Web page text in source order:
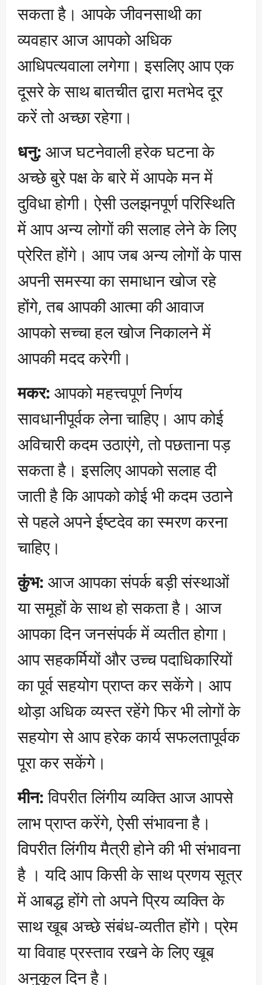
सकता है। आपके जीवनसाथी का
व्यवहार आज आपको अधिक
आधिपत्यवाला लगेगा। इसलिए आप एक
दूसरे के साथ बातचीत द्वारा मतभेद दूर
करें तो अच्छा रहेगा।
धनु: आज घटनेवाली हरेक घटना के
अच्छे बुरे पक्ष के बारे में आपके मन में
दुविधा होगी। ऐसी उलझनपूर्ण परिस्थिति
में आप अन्य लोगों की सलाह लेने के लिए
प्रेरित होंगे। आप जब अन्य लोगों के पास
अपनी समस्या का समाधान खोज रहे
होंगे, तब आपकी आत्मा की आवाज
आपको सच्चा हल खोज निकालने में
आपकी मदद करेगी।
मकर: आपको महत्त्वपूर्ण निर्णय
सावधानीपूर्वक लेना चाहिए। आप कोई
अविचारी कदम उठाएंगे, तो पछताना पड़
सकता है। इसलिए आपको सलाह दी
जाती है कि आपको कोई भी कदम उठाने
से पहले अपने ईष्टदेव का स्मरण करना
चाहिए।
कुंभ: आज आपका संपर्क बड़ी संस्थाओं
या समूहों के साथ हो सकता है। आज
आपका दिन जनसंपर्क में व्यतीत होगा।
आप सहकर्मियों और उच्च पदाधिकारियों
का पूर्व सहयोग प्राप्त कर सकेंगे। आप
थोड़ा अधिक व्यस्त रहेंगे फिर भी लोगों के
सहयोग से आप हरेक कार्य सफलतापूर्वक
पूरा कर सकेंगे।
मीन:विपरीत लिंगीय व्यक्ति आज आपसे
लाभ प्राप्त करेंगे, ऐसी संभावना है।
विपरीत लिंगीय मैत्री होने की भी संभावना
है । यदि आप किसी के साथ प्रणय सूत्र
में आबद्ध होंगे तो अपने प्रिय व्यक्ति के
साथ खूब अच्छे संबंध-व्यतीत होंगे। प्रेम
या विवाह प्रस्ताव रखने के लिए खूब
अनुकूल दिन है।